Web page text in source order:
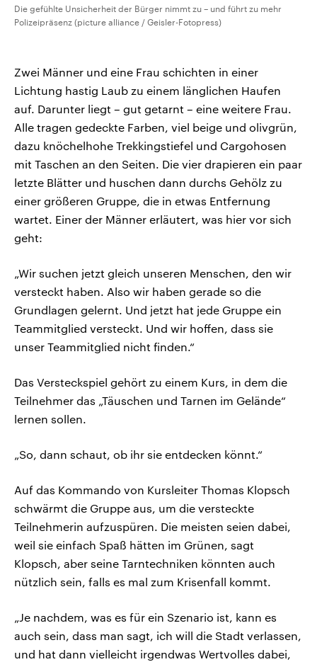
Die gefühlte Unsicherheit der Bürger nimmt zu – und führt zu mehr
Polizeipräsenz (picture alliance / Geisler-Fotopress)
Zwei Männer und eine Frau schichten in einer
Lichtung hastig Laub zu einem länglichen Haufen
auf. Darunter liegt – gut getarnt – eine weitere Frau.
Alle tragen gedeckte Farben, viel beige und olivgrün,
dazu knöchelhohe Trekkingstiefel und Cargohosen
mit Taschen an den Seiten. Die vier drapieren ein paar
letzte Blätter und huschen dann durchs Gehölz zu
einer größeren Gruppe, die in etwas Entfernung
wartet. Einer der Männer erläutert, was hier vor sich
geht:
„Wir suchen jetzt gleich unseren Menschen, den wir
versteckt haben. Also wir haben gerade so die
Grundlagen gelernt. Und jetzt hat jede Gruppe ein
Teammitglied versteckt. Und wir hoffen, dass sie
unser Teammitglied nicht finden.“
Das Versteckspiel gehört zu einem Kurs, in dem die
Teilnehmer das „Täuschen und Tarnen im Gelände“
lernen sollen.
„So, dann schaut, ob ihr sie entdecken könnt.“
Auf das Kommando von Kursleiter Thomas Klopsch
schwärmt die Gruppe aus, um die versteckte
Teilnehmerin aufzuspüren. Die meisten seien dabei,
weil sie einfach Spaß hätten im Grünen, sagt
Klopsch, aber seine Tarntechniken könnten auch
nützlich sein, falls es mal zum Krisenfall kommt.
„Je nachdem, was es für ein Szenario ist, kann es
auch sein, dass man sagt, ich will die Stadt verlassen,
und hat dann vielleicht irgendwas Wertvolles dabei,